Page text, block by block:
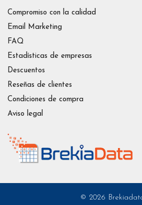
Compromiso con la calidad
Email Marketing
FAQ
Estadísticas de empresas
Descuentos
Reseñas de clientes
Condiciones de compra
Aviso legal
© 2026